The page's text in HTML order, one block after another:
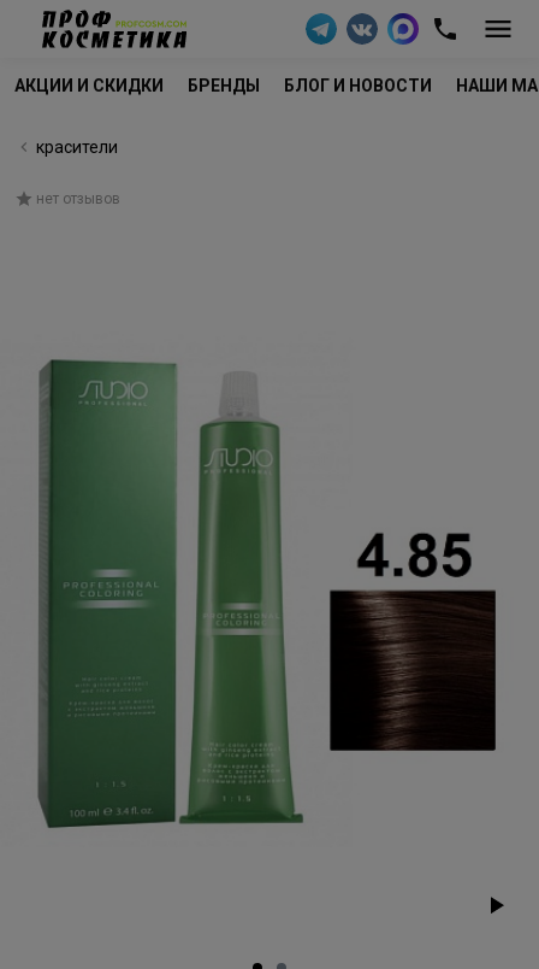
АКЦИИ И СКИДКИ БРЕНДЫ БЛОГ И НОВОСТИ НАШИ
красители
нет отзывов